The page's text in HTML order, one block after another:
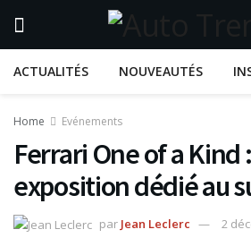
ACTUALITÉS NOUVEAUTÉS
Home Evénements
Ferrari One of a Kind
exposition dédié au
par Jean Leclerc 2